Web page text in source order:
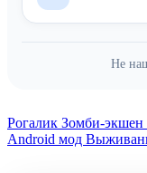
года и новее
установка тоже
Не
Рогалик Зомби-экшен
Android мод